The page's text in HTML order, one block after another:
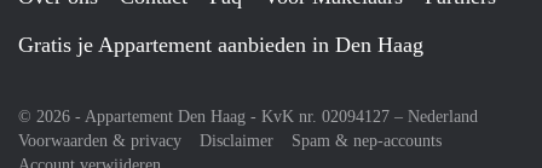
Gratis je Appartement aanbieden in Den Haag
© 2026 - Appartement Den Haag - KvK nr. 02094127 – Nederland
Voorwaarden & privacy
Disclaimer
Spam & nep-accounts